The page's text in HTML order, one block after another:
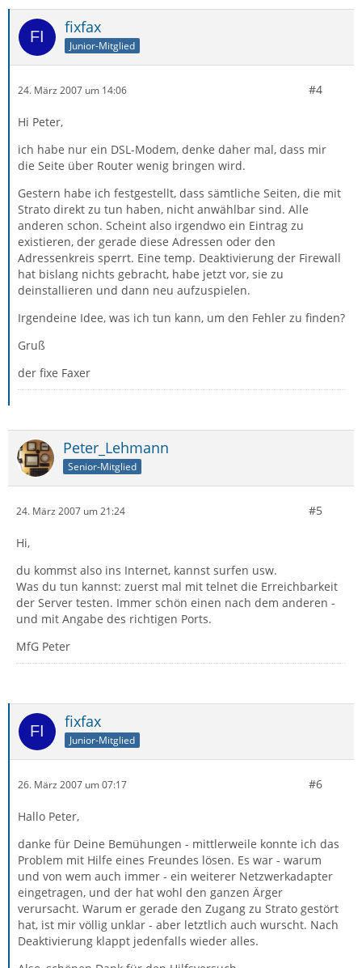
fixfax
Junior-Mitglied
24. März 2007 um 14:06 #4
Hi Peter,
ich habe nur ein DSL-Modem, denke daher mal, dass mir
die Seite über Router wenig bringen wird.
Gestern habe ich festgestellt, dass sämtliche Seiten, die mit
Strato direkt zu tun haben, nicht anwählbar sind. Alle
anderen schon. Scheint also irgendwo ein Eintrag zu
existieren, der gerade diese Adressen oder den
Adressenkreis sperrt. Eine temp. Deaktivierung der Firewall
hat bislang nichts gebracht, habe jetzt vor, sie zu
deinstallieren und dann neu aufzuspielen.
Irgendeine Idee, was ich tun kann, um den Fehler zu finden?
Gruß
der fixe Faxer
Peter_Lehmann
Senior-Mitglied
24. März 2007 um 21:24 #5
Hi,
du kommst also ins Internet, kannst surfen usw.
Was du tun kannst: zuerst mal mit telnet die Erreichbarkeit
der Server testen. Immer schön einen nach dem anderen -
und mit Angabe des richtigen Ports.
MfG Peter
fixfax
Junior-Mitglied
26. März 2007 um 07:17 #6
Hallo Peter,
danke für Deine Bemühungen - mittlerweile konnte ich das
Problem mit Hilfe eines Freundes lösen. Es war - warum
und von wem auch immer - ein weiterer Netzwerkadapter
eingetragen, und der hat wohl den ganzen Ärger
verursacht. Warum er gerade den Zugang zu Strato gestört
hat, ist mir völlig unklar - aber letztlich auch wurscht. Nach
Deaktivierung klappt jedenfalls wieder alles.